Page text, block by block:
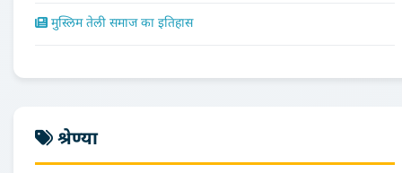
मुस्लिम तेली समाज का इतिहास
श्रेण्या